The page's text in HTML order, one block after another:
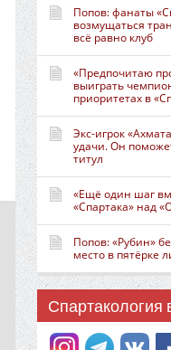
Попов: фанаты
возмущаться
всё равно клуб
«Предпочитаю
выиграть
приоритетах в
Экс-игрок
удачи. Он
титул
«Ещё один шаг
«Спартака» над
Попов: «Рубин»
место в пятёрке
Спартакология